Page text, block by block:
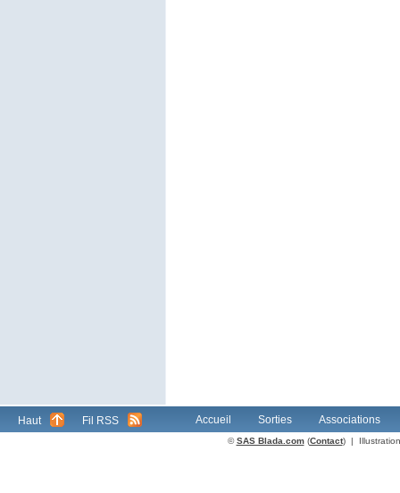
Haut Fil RSS Accueil Sorties Associations
©SAS Blada.com(Contact) |